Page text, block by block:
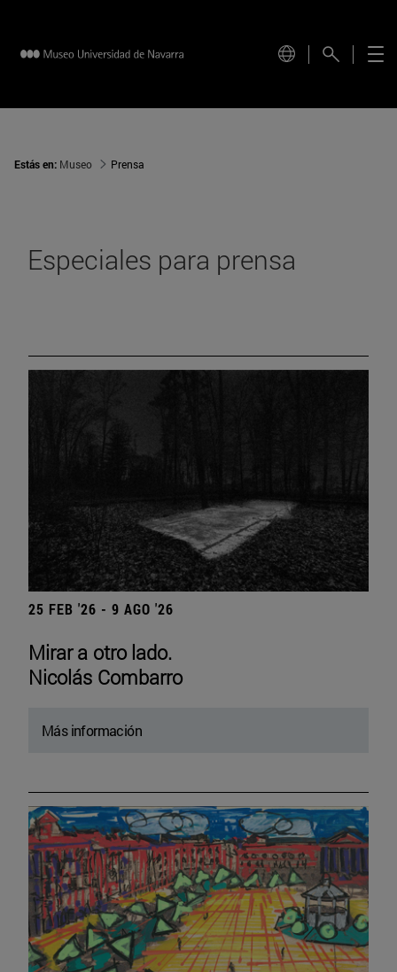
Estás en: Museo Prensa
Especiales para prensa
25 FEB '26 - 9 AGO '26
Mirar a otro lado.
Nicolás Combarro
Más información